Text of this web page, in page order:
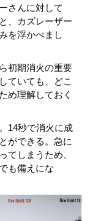
さんに対して
、カズレーザー
を浮かべまし
初期消火の重要
ていても、どこ
め理解しておく
14秒で消火に成
ができる。急に
てしまうため、
も備えにな